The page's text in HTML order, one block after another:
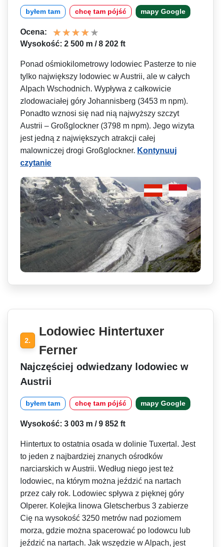
byłem tam chcę tam pójść mapy Google
Ocena:
Wysokość: 2 500 m / 8 202 ft
Ponad ośmiokilometrowy lodowiec Pasterze to nie
tylko największy lodowiec w Austrii, ale w całych
Alpach Wschodnich. Wypływa z całkowicie
zlodowaciałej góry Johannisberg (3453 m npm).
Ponadto wznosi się nad nią najwyższy szczyt
Austrii – Großglockner (3798 m npm). Jego wizyta
jest jedną z największych atrakcji całej
malowniczej drogi Großglockner. Kontynuuj
czytanie
2.
Lodowiec Hintertuxer
Ferner
Najczęściej odwiedzany lodowiec w
Austrii
byłem tam chcę tam pójść mapy Google
Wysokość: 3 003 m / 9 852 ft
Hintertux to ostatnia osada w dolinie Tuxertal. Jest
to jeden z najbardziej znanych ośrodków
narciarskich w Austrii. Według niego jest też
lodowiec, na którym można jeździć na nartach
przez cały rok. Lodowiec spływa z pięknej góry
Olperer. Kolejka linowa Gletscherbus 3 zabierze
Cię na wysokość 3250 metrów nad poziomem
morza, gdzie można spacerować po lodowcu lub
jeździć na nartach. Jak wszędzie w Alpach, jest